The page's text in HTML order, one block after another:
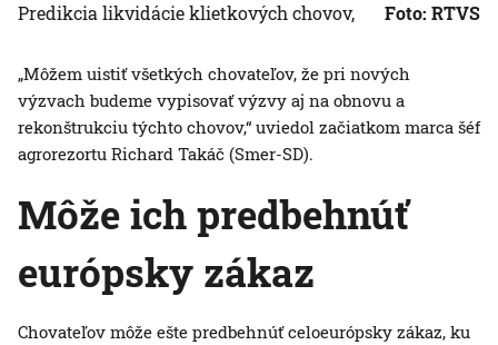
Predikcia likvidácie klietkových chovov, Foto: RTVS
„Môžem uistiť všetkých chovateľov, že pri nových
výzvach budeme vypisovať výzvy aj na obnovu a
rekonštrukciu týchto chovov,“ uviedol začiatkom marca šéf
agrorezortu Richard Takáč (Smer-SD).
Môže ich predbehnúť
európsky zákaz
Chovateľov môže ešte predbehnúť celoeurópsky zákaz, ku